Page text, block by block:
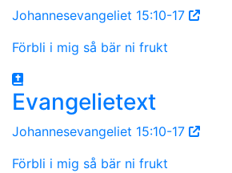
Johannesevangeliet 15:10-17
Förbli i mig så bär ni frukt
Evangelietext
Johannesevangeliet 15:10-17
Förbli i mig så bär ni frukt